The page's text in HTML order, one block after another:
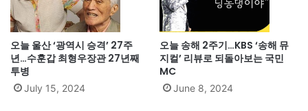
오늘 울산 ‘광역시 승격’ 27주
년…수훈갑 최형우장관 27년째
투병
July 15, 2024
오늘 송해 2주기…KBS ‘송해 뮤
지컬’ 리뷰로 되돌아보는 국민
MC
June 8, 2024